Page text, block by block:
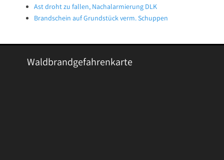
Ast droht zu fallen, Nachalarmierung DLK
Brandschein auf Grundstück verm. Schuppen
Waldbrandgefahrenkarte